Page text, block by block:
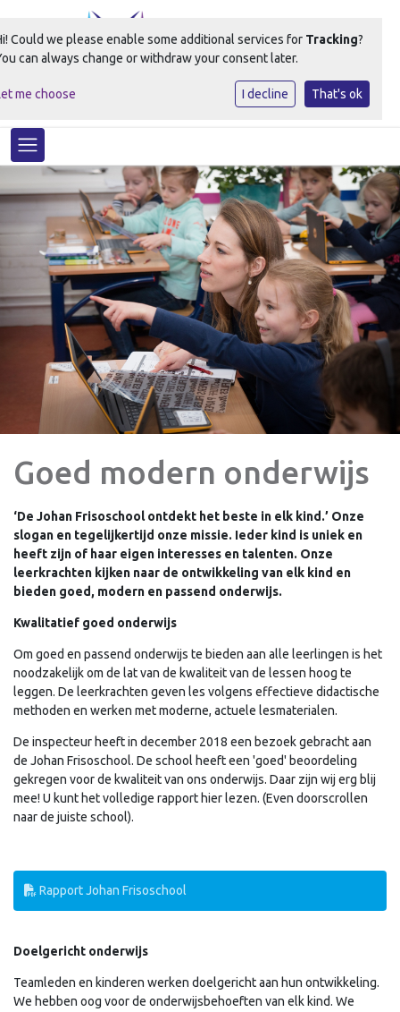
Ontdekt het beste in elk kind!
Toggle navigation
Goed modern onderwijs
‘De Johan Frisoschool ontdekt het beste in elk kind.’ Onze
slogan en tegelijkertijd onze missie. Ieder kind is uniek en
heeft zijn of haar eigen interesses en talenten. Onze
leerkrachten kijken naar de ontwikkeling van elk kind en
bieden goed, modern en passend onderwijs.
Kwalitatief goed onderwijs
Om goed en passend onderwijs te bieden aan alle leerlingen is het
noodzakelijk om de lat van de kwaliteit van de lessen hoog te
leggen. De leerkrachten geven les volgens effectieve didactische
methoden en werken met moderne, actuele lesmaterialen.
De inspecteur heeft in december 2018 een bezoek gebracht aan
de Johan Frisoschool. De school heeft een 'goed' beoordeling
gekregen voor de kwaliteit van ons onderwijs. Daar zijn wij erg blij
mee! U kunt het volledige rapport hier lezen. (Even doorscrollen
naar de juiste school).
Rapport Johan Frisoschool
Doelgericht onderwijs
Teamleden en kinderen werken doelgericht aan hun ontwikkeling.
We hebben oog voor de onderwijsbehoeften van elk kind. We
Could we please enable some additional services for Tracking?
can always change or withdraw your consent later.
me choose I decline That's ok